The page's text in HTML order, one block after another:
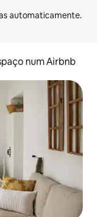
num Airbnb